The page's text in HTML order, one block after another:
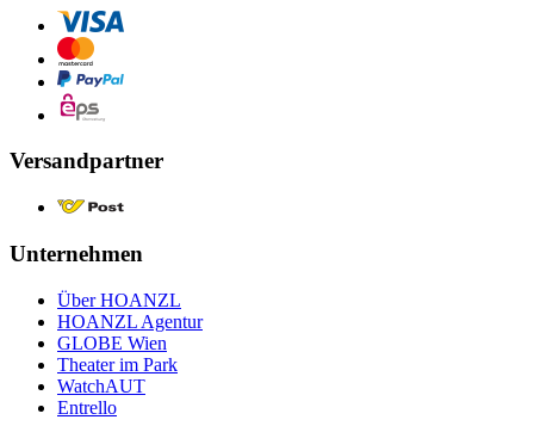
Versandpartner
Unternehmen
Über HOANZL
HOANZL Agentur
GLOBE Wien
Theater im Park
WatchAUT
Entrello